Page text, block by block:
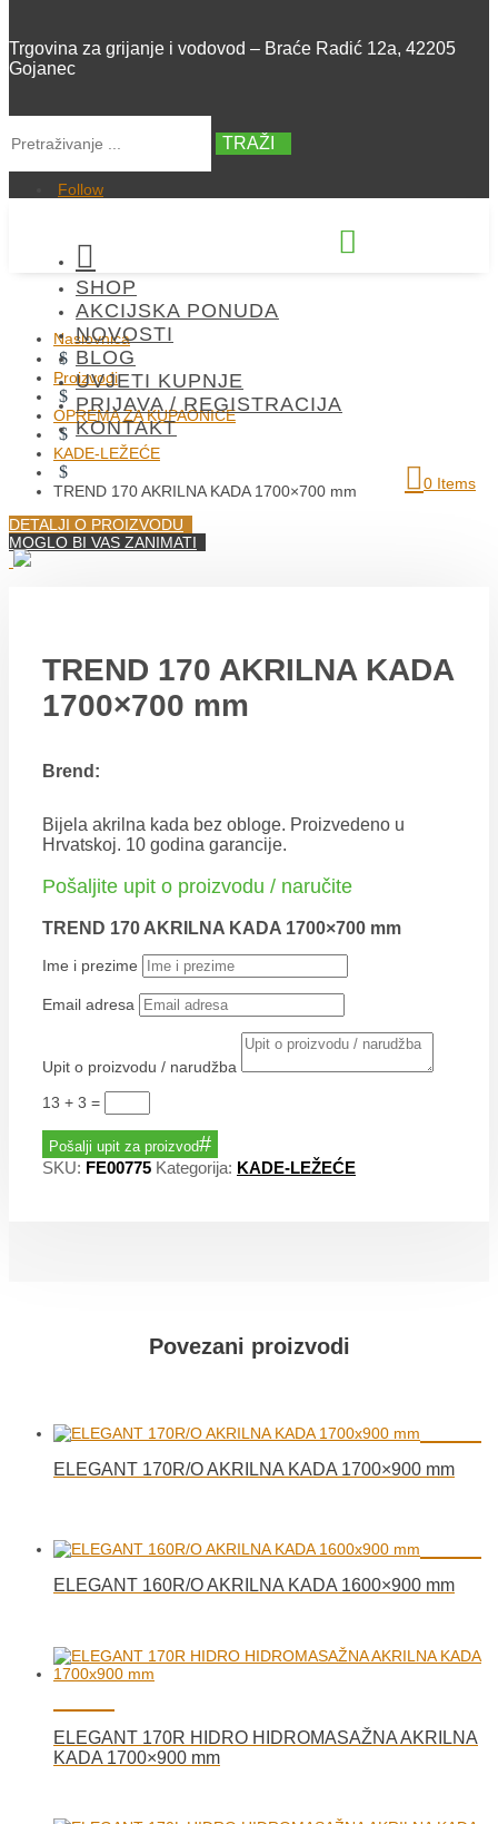
Trgovina za grijanje i vodovod – Braće Radić 12a, 42205
Gojanec
TRAŽI
Follow


SHOP
AKCIJSKA PONUDA
NOVOSTI
BLOG
UVJETI KUPNJE
PRIJAVA / REGISTRACIJA
KONTAKT
0 Items
Naslovnica
$
Proizvodi
$
OPREMA ZA KUPAONICE
$
KADE-LEŽEĆE
$
TREND 170 AKRILNA KADA 1700×700 mm
DETALJI O PROIZVODU
MOGLO BI VAS ZANIMATI
TREND 170 AKRILNA KADA
1700×700 mm
Brend:
Bijela akrilna kada bez obloge. Proizvedeno u
Hrvatskoj. 10 godina garancije.
Pošaljite upit o proizvodu / naručite
TREND 170 AKRILNA KADA 1700×700 mm
Ime i prezime
Email adresa
Upit o proizvodu / narudžba
13 + 3 =
Pošalji upit za proizvod
SKU: FE00775 Kategorija: KADE-LEŽEĆE
Povezani proizvodi
ELEGANT 170R/O AKRILNA KADA 1700×900 mm
ELEGANT 160R/O AKRILNA KADA 1600×900 mm
ELEGANT 170R HIDRO HIDROMASAŽNA AKRILNA
KADA 1700×900 mm